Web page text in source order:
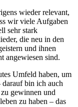
wieder relevant,
wir viele Aufgaben
sehr stark
die neu in den
und ihnen
angewiesen sind.
Umfeld haben, um
bin ich auch
gewinnen und
zu haben – das